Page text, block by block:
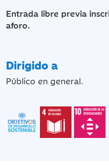
Entrada libre previa
aforo.
Dirigido a
Público en general.